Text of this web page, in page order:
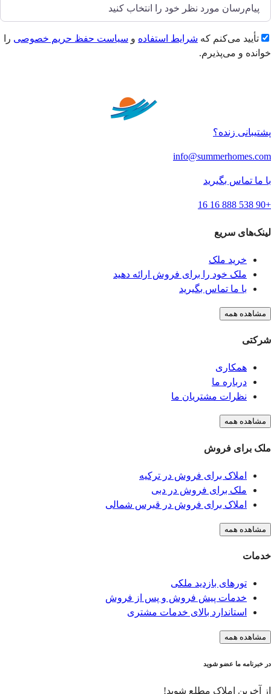
تأیید می‌کنم که شرایط استفاده و سیاست حفظ حریم خصوصی را
خوانده و می‌پذیرم.
پشتیبانی زنده؟
info@summerhomes.com
با ما تماس بگیرید
+90 538 888 16 16
لینک‌های سریع
خرید ملک
ملک خود را برای فروش ارائه دهید
با ما تماس بگیرید
مشاهده همه
شرکتی
همکاری
درباره ما
نظرات مشتریان ما
مشاهده همه
ملک برای فروش
املاک برای فروش در ترکیه
ملک برای فروش در دبی
املاک برای فروش در قبرس شمالی
مشاهده همه
خدمات
تورهای بازدید ملکی
خدمات پیش فروش و پس از فروش
استاندارد بالای خدمات مشتری
مشاهده همه
در خبرنامه ما عضو شوید
از آخرین املاک مطلع شوید!